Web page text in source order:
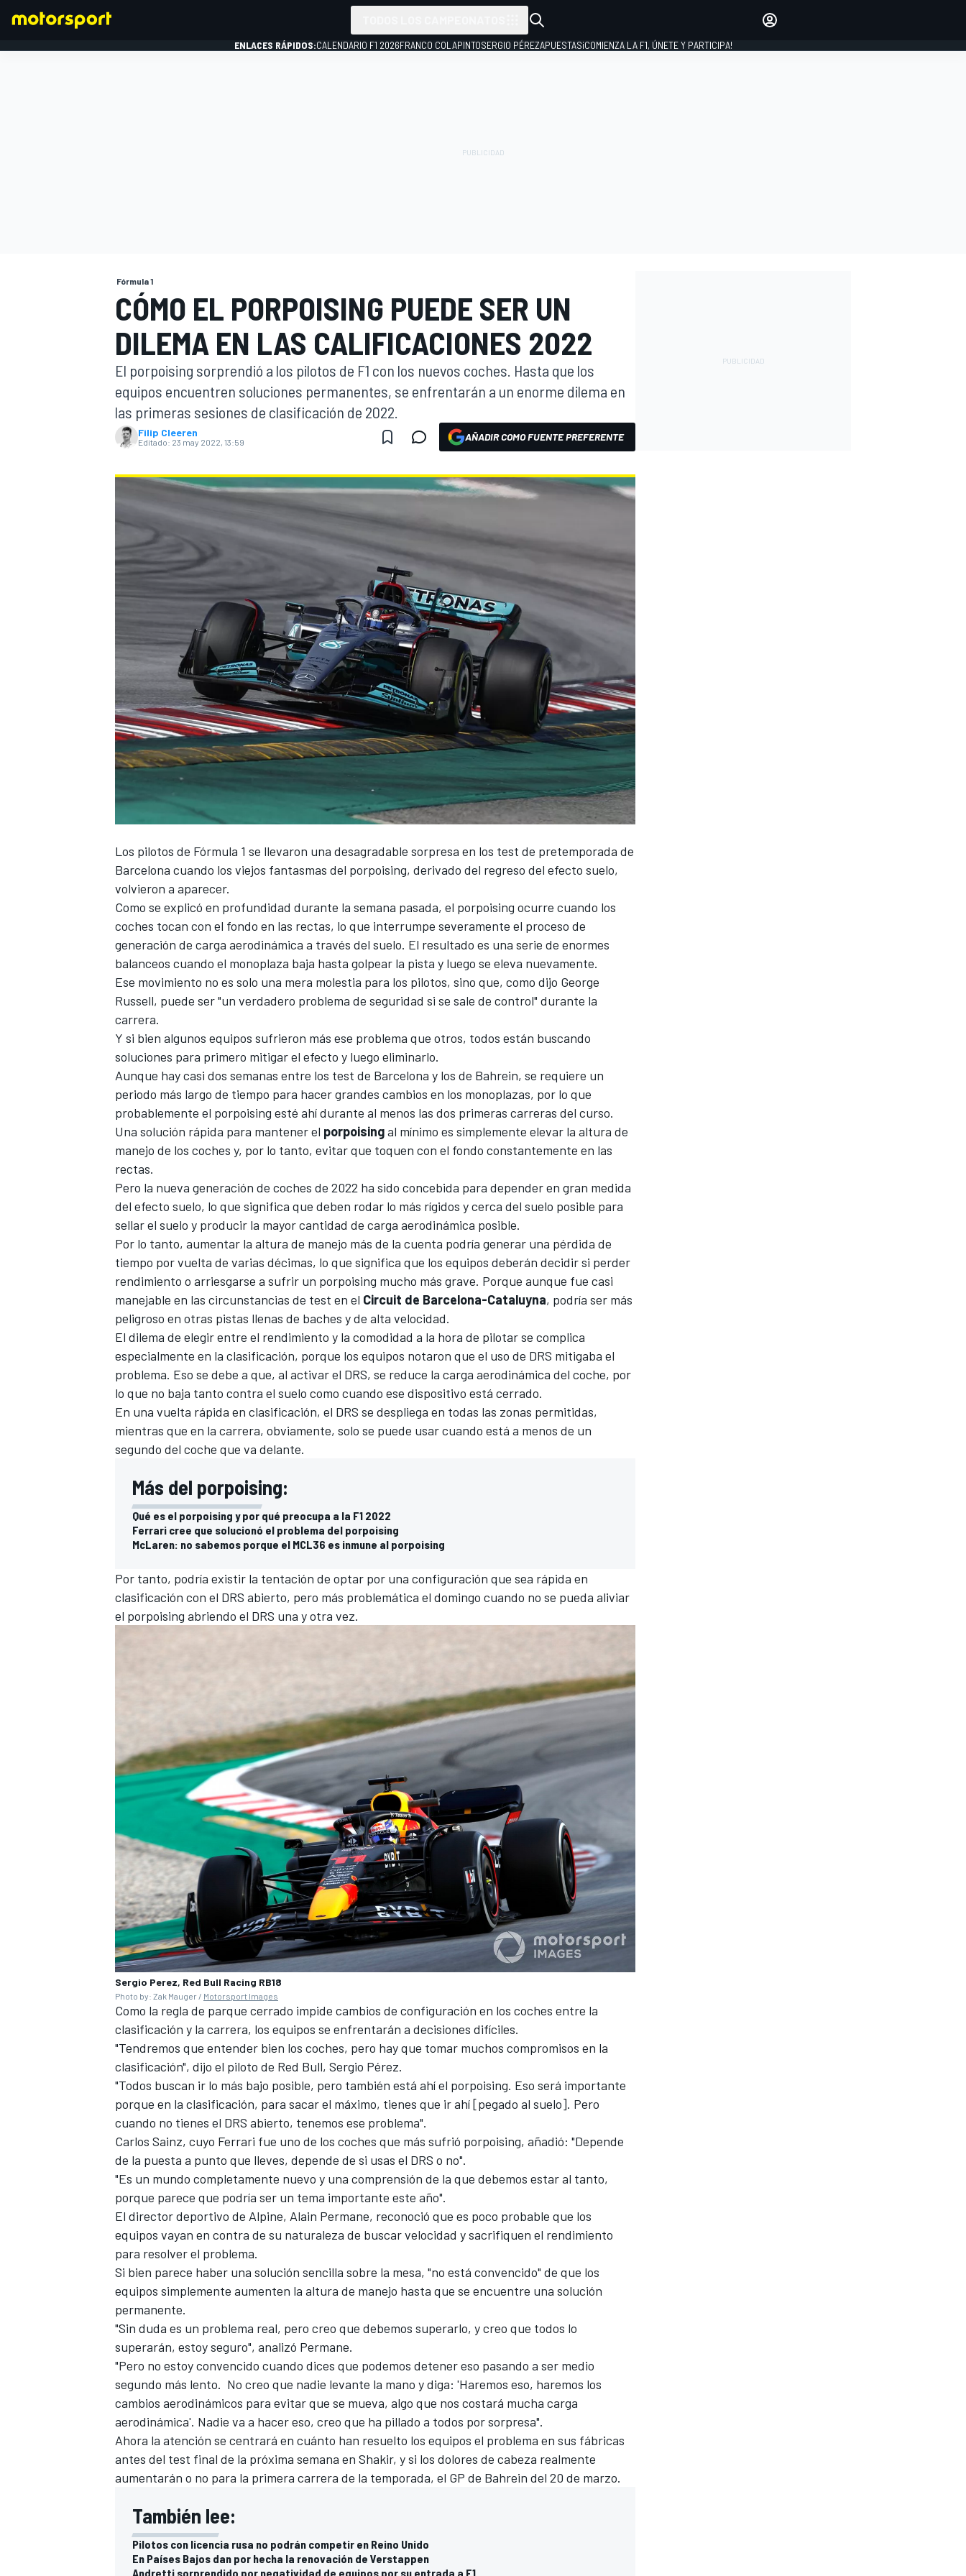
INDYCAR
MOTOGP
NASCAR CUP
FÓRMULA E
INICIAR SESIÓN
ENLACES RÁPIDOS:CALENDARIO F1 2026FRANCO COLAPINTOSERGIO PÉREZAPUESTAS¡COMIENZA LA F1, ÚNETE Y PARTICIPA!
Fórmula 1
CÓMO EL PORPOISING PUEDE SER UN
DILEMA EN LAS CALIFICACIONES 2022
El porpoising sorprendió a los pilotos de F1 con los nuevos coches. Hasta que los
equipos encuentren soluciones permanentes, se enfrentarán a un enorme dilema en
las primeras sesiones de clasificación de 2022.
Filip Cleeren
Editado: 23 may 2022, 13:59 AÑADIR COMO FUENTE PREFERENTE
Los pilotos de Fórmula 1 se llevaron una desagradable sorpresa en los test de pretemporada de
Barcelona cuando los viejos fantasmas del porpoising, derivado del regreso del efecto suelo,
volvieron a aparecer.
Como se explicó en profundidad durante la semana pasada, el porpoising ocurre cuando los
coches tocan con el fondo en las rectas, lo que interrumpe severamente el proceso de
generación de carga aerodinámica a través del suelo. El resultado es una serie de enormes
balanceos cuando el monoplaza baja hasta golpear la pista y luego se eleva nuevamente.
Ese movimiento no es solo una mera molestia para los pilotos, sino que, como dijo George
Russell, puede ser "un verdadero problema de seguridad si se sale de control" durante la
carrera.
Y si bien algunos equipos sufrieron más ese problema que otros, todos están buscando
soluciones para primero mitigar el efecto y luego eliminarlo.
Aunque hay casi dos semanas entre los test de Barcelona y los de Bahrein, se requiere un
periodo más largo de tiempo para hacer grandes cambios en los monoplazas, por lo que
probablemente el porpoising esté ahí durante al menos las dos primeras carreras del curso.
Una solución rápida para mantener el porpoisingal mínimo es simplemente elevar la altura de
manejo de los coches y, por lo tanto, evitar que toquen con el fondo constantemente en las
rectas.
Pero la nueva generación de coches de 2022 ha sido concebida para depender en gran medida
del efecto suelo, lo que significa que deben rodar lo más rígidos y cerca del suelo posible para
sellar el suelo y producir la mayor cantidad de carga aerodinámica posible.
Por lo tanto, aumentar la altura de manejo más de la cuenta podría generar una pérdida de
tiempo por vuelta de varias décimas, lo que significa que los equipos deberán decidir si perder
rendimiento o arriesgarse a sufrir un porpoising mucho más grave. Porque aunque fue casi
manejable en las circunstancias de test en el Circuit de Barcelona-Cataluyna, podría ser más
peligroso en otras pistas llenas de baches y de alta velocidad.
El dilema de elegir entre el rendimiento y la comodidad a la hora de pilotar se complica
especialmente en la clasificación, porque los equipos notaron que el uso de DRS mitigaba el
problema. Eso se debe a que, al activar el DRS, se reduce la carga aerodinámica del coche, por
lo que no baja tanto contra el suelo como cuando ese dispositivo está cerrado.
En una vuelta rápida en clasificación, el DRS se despliega en todas las zonas permitidas,
mientras que en la carrera, obviamente, solo se puede usar cuando está a menos de un
segundo del coche que va delante.
Más del porpoising:
Qué es el porpoising y por qué preocupa a la F1 2022
Ferrari cree que solucionó el problema del porpoising
McLaren: no sabemos porque el MCL36 es inmune al porpoising
Por tanto, podría existir la tentación de optar por una configuración que sea rápida en
clasificación con el DRS abierto, pero más problemática el domingo cuando no se pueda aliviar
el porpoising abriendo el DRS una y otra vez.
Sergio Perez, Red Bull Racing RB18
Photo by: Zak Mauger / Motorsport Images
Como la regla de parque cerrado impide cambios de configuración en los coches entre la
clasificación y la carrera, los equipos se enfrentarán a decisiones difíciles.
"Tendremos que entender bien los coches, pero hay que tomar muchos compromisos en la
clasificación", dijo el piloto de Red Bull, Sergio Pérez.
"Todos buscan ir lo más bajo posible, pero también está ahí el porpoising. Eso será importante
porque en la clasificación, para sacar el máximo, tienes que ir ahí [pegado al suelo]. Pero
cuando no tienes el DRS abierto, tenemos ese problema".
Carlos Sainz, cuyo Ferrari fue uno de los coches que más sufrió porpoising, añadió: "Depende
de la puesta a punto que lleves, depende de si usas el DRS o no".
"Es un mundo completamente nuevo y una comprensión de la que debemos estar al tanto,
porque parece que podría ser un tema importante este año".
El director deportivo de Alpine, Alain Permane, reconoció que es poco probable que los
equipos vayan en contra de su naturaleza de buscar velocidad y sacrifiquen el rendimiento
para resolver el problema.
Si bien parece haber una solución sencilla sobre la mesa, "no está convencido" de que los
equipos simplemente aumenten la altura de manejo hasta que se encuentre una solución
permanente.
"Sin duda es un problema real, pero creo que debemos superarlo, y creo que todos lo
superarán, estoy seguro", analizó Permane.
"Pero no estoy convencido cuando dices que podemos detener eso pasando a ser medio
segundo más lento. No creo que nadie levante la mano y diga: 'Haremos eso, haremos los
cambios aerodinámicos para evitar que se mueva, algo que nos costará mucha carga
aerodinámica'. Nadie va a hacer eso, creo que ha pillado a todos por sorpresa".
Ahora la atención se centrará en cuánto han resuelto los equipos el problema en sus fábricas
antes del test final de la próxima semana en Shakir, y si los dolores de cabeza realmente
aumentarán o no para la primera carrera de la temporada, el GP de Bahrein del 20 de marzo.
También lee:
Pilotos con licencia rusa no podrán competir en Reino Unido
En Países Bajos dan por hecha la renovación de Verstappen
Andretti sorprendido por negatividad de equipos por su entrada a F1